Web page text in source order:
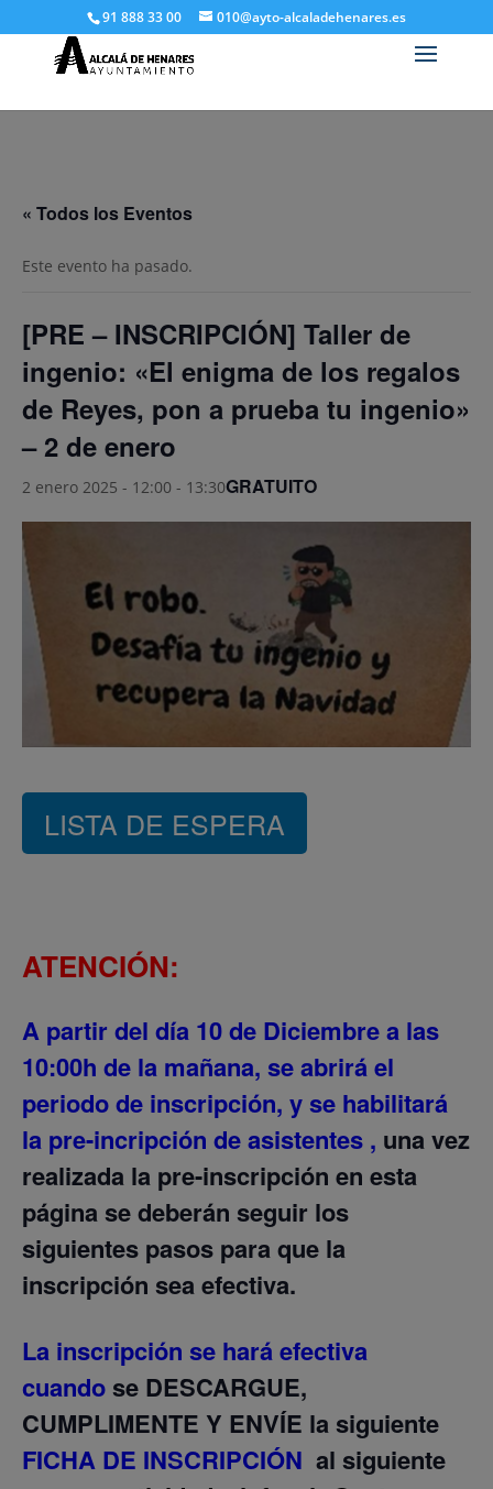
91 888 33 00 010@ayto-alcaladehenares.es
« Todos los Eventos
Este evento ha pasado.
[PRE – INSCRIPCIÓN] Taller de
ingenio: «El enigma de los regalos
de Reyes, pon a prueba tu ingenio»
– 2 de enero
2 enero 2025 - 12:00 - 13:30GRATUITO
LISTA DE ESPERA
ATENCIÓN:
A partir del día 10 de Diciembre a las
10:00h de la mañana, se abrirá el
periodo de inscripción, y se habilitará
la pre-incripción de asistentes , una vez
realizada la pre-inscripción en esta
página se deberán seguir los
siguientes pasos para que la
inscripción sea efectiva.
La inscripción se hará efectiva
cuandose DESCARGUE,
CUMPLIMENTE Y ENVÍE la siguiente
FICHA DE INSCRIPCIÓN al siguiente